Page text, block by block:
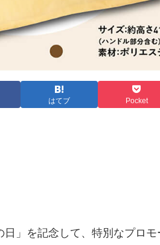
はてブ Pocket
」を記念して、特別なプロ